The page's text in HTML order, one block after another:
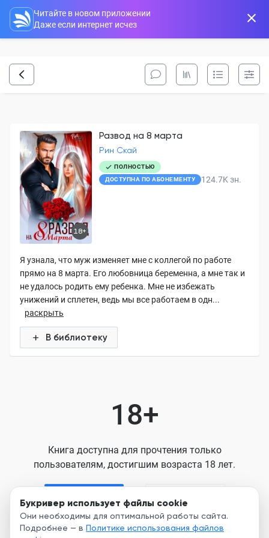
Букривер использует файлы cookie
Они необходимы для оптимальной работы сайта.
Подробнее — в Политике использования файлов
Читайте в новом приложении
Даже если интернет исчез
18+
Развод на 8 марта
Рин Скай
ПОЛНОСТЬЮ
ДОСТУПНА ПО АБОНЕМЕНТУ
124.7K зн.
Я узнала, что муж изменяет мне с коллегой по работе
прямо на 8 марта. Его любовница беременна, а мне так и
не удалось родить ему ребенка. Мне не избежать
унижений и сплетен, ведь мы все работаем в одн...
раскрыть
В библиотеку
18+
Книга доступна для прочтения только
пользователям, достигшим возраста 18 лет.
Нажимая кнопку, я принимаю условия